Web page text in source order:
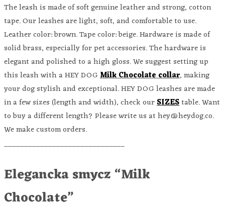
The leash is made of soft genuine leather and strong, cotton
tape. Our leashes are light, soft, and comfortable to use.
Leather color: brown. Tape color: beige. Hardware is made of
solid brass, especially for pet accessories. The hardware is
elegant and polished to a high gloss. We suggest setting up
this leash with a HEY DOGMilk Chocolatecollar, making
your dog stylish and exceptional. HEY DOG leashes are made
in a few sizes (length and width), check ourSIZEStable. Want
to buy a different length? Please write us at hey@heydog.co.
We make custom orders.
______________________________
Elegancka smycz “Milk
Chocolate”